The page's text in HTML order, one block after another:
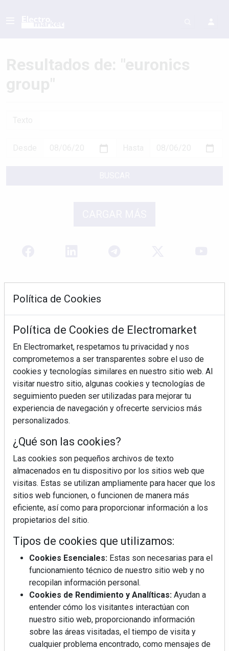
REVISTA 378
Política de Cookies
Política de Cookies de Electromarket
En Electromarket, respetamos tu privacidad y nos
comprometemos a ser transparentes sobre el uso de
cookies y tecnologías similares en nuestro sitio web. Al
visitar nuestro sitio, algunas cookies y tecnologías de
seguimiento pueden ser utilizadas para mejorar tu
experiencia de navegación y ofrecerte servicios más
personalizados.
¿Qué son las cookies?
Las cookies son pequeños archivos de texto
almacenados en tu dispositivo por los sitios web que
visitas. Estas se utilizan ampliamente para hacer que los
sitios web funcionen, o funcionen de manera más
eficiente, así como para proporcionar información a los
propietarios del sitio.
Tipos de cookies que utilizamos:
Cookies Esenciales: Estas son necesarias para el
funcionamiento técnico de nuestro sitio web y no
recopilan información personal.
Cookies de Rendimiento y Analíticas: Ayudan a
entender cómo los visitantes interactúan con
nuestro sitio web, proporcionando información
sobre las áreas visitadas, el tiempo de visita y
cualquier problema encontrado, como mensajes de